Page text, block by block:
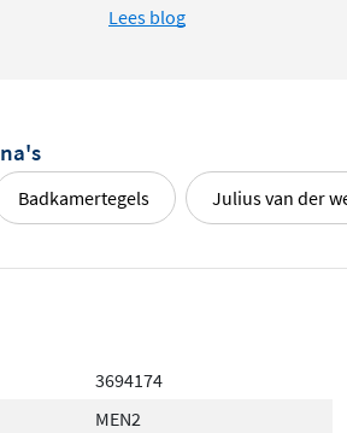
Lees blog
Badkamertegels Julius van der
3694174
MEN2